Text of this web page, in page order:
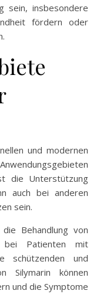
sein, insbesondere
fördern oder
und modernen
die Unterstützung
auch bei anderen
sein.
Behandlung von
bei Patienten mit
schützenden und
Silymarin können
und die Symptome